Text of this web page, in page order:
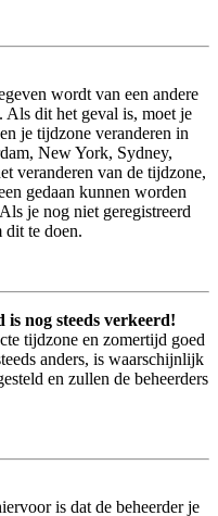
wordt van een andere
dit het geval is, moet je
je tijdzone veranderen in
New York, Sydney,
veranderen van de tijdzone,
gedaan kunnen worden
je nog niet geregistreerd
dit te doen.
nog steeds verkeerd!
tijdzone en zomertijd goed
anders, is waarschijnlijk
en zullen de beheerders
is dat de beheerder je